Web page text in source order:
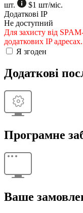
шт.
$1 шт/міс.
Додаткові IP
Не доступний
Для захисту від
додаткових IP адресах.
Я згоден
Додаткові
Програмне
Ваше